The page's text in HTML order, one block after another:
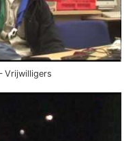
Vrijwilligers